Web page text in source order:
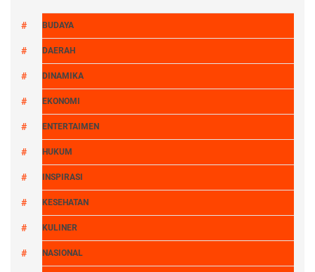
BUDAYA
DAERAH
DINAMIKA
EKONOMI
ENTERTAIMEN
HUKUM
INSPIRASI
KESEHATAN
KULINER
NASIONAL